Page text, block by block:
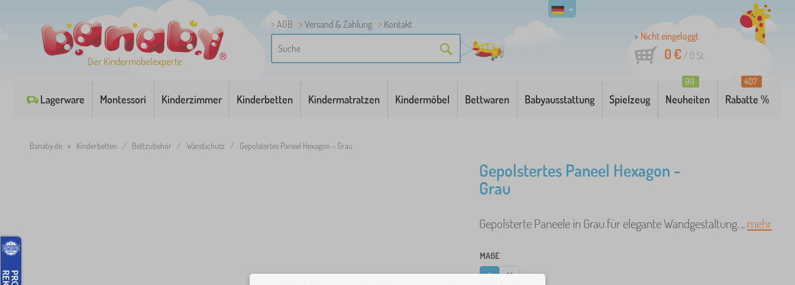
Der Kindermöbelexperte
AGB Versand & Zahlung
Kontakt
Nicht eingeloggt
0 €/ 0 St
Lagerware Montessori Kinderzimmer Kinderbetten Kindermatratzen Kindermöbel Bettwaren Babyausstattung Spielzeug Neuheiten
99
Rabatte %
407
Banaby.de » Kinderbetten / Bettzubehör / Wandschutz / Gepolstertes Paneel Hexagon - Grau
Gepolstertes Paneel Hexagon -
Grau
Gepolsterte Paneele in Grau für elegante Wandgestaltung. ..mehr
MAßE
S
M